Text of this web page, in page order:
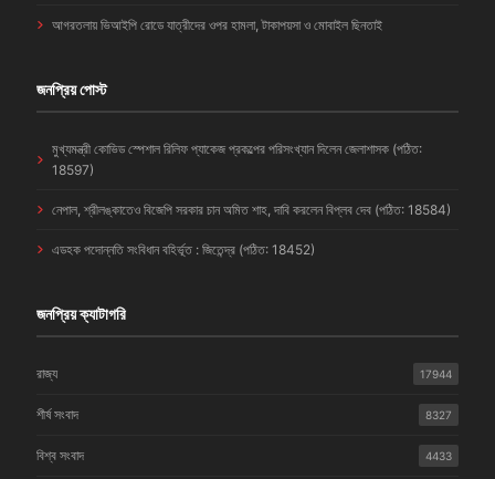
আগরতলায় ভিআইপি রোডে যাত্রীদের ওপর হামলা, টাকাপয়সা ও মোবাইল ছিনতাই
জনপ্রিয় পোস্ট
মুখ্যমন্ত্রী কোভিড স্পেশাল রিলিফ প্যাকেজ প্রকল্পের পরিসংখ্যান দিলেন জেলাশাসক (পঠিত:
18597)
নেপাল, শ্রীলঙ্কাতেও বিজেপি সরকার চান অমিত শাহ, দাবি করলেন বিপ্লব দেব (পঠিত: 18584)
এডহক পদোন্নতি সংবিধান বহির্ভূত : জিতেন্দ্র (পঠিত: 18452)
জনপ্রিয় ক্যাটাগরি
রাজ্য 17944
শীর্ষ সংবাদ 8327
বিশ্ব সংবাদ 4433